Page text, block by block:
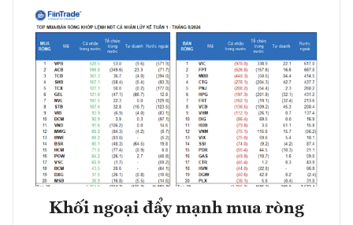
Khối ngoại đẩy mạnh mua ròng